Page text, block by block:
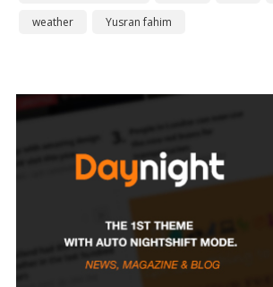
weather
Yusran fahim